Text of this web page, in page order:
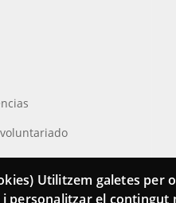
Utilitzem galetes per
personalitzar el contingut